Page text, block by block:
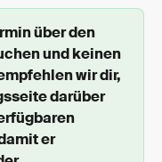
über den
und keinen
wir dir,
darüber
er